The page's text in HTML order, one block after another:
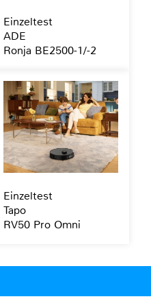
Einzeltest
ADE
Ronja BE2500-1/-2
Einzeltest
Tapo
RV50 Pro Omni